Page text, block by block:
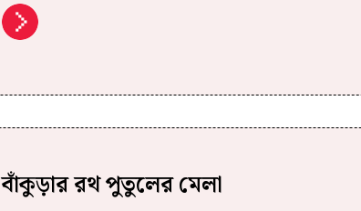
বাঁকুড়ার রথ পুতুলের মেলা